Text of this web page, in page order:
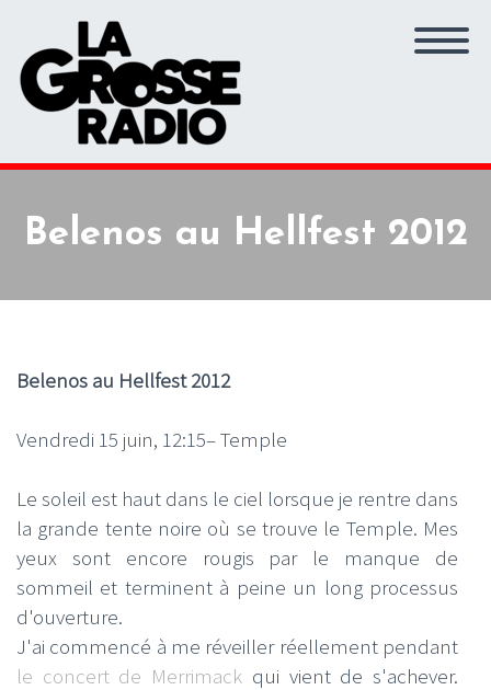
Belenos au Hellfest 2012
Belenos au Hellfest 2012
Vendredi 15 juin, 12:15– Temple
Le soleil est haut dans le ciel lorsque je rentre dans
la grande tente noire où se trouve le Temple. Mes
yeux sont encore rougis par le manque de
sommeil et terminent à peine un long processus
d'ouverture.
J'ai commencé à me réveiller réellement pendant
le concert de Merrimack qui vient de s'achever.